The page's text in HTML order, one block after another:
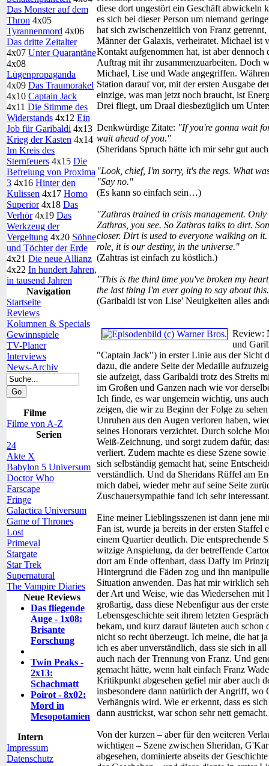
Das Monster auf dem
Thron 4x05
Tyrannenmord 4x06
Das dritte Zeitalter
4x07 Unter Quarantäne
4x08
Lügenpropaganda
4x09 Das Traumorakel
4x10 Captain Jack
4x11 Die Stimme des
Widerstands 4x12 Ein
Job für Garibaldi 4x13
Krieg der Kasten 4x14
Im Kreis des
Sternfeuers 4x15 Die
Befreiung von Proxima
3 4x16 Hinter den
Kulissen 4x17 Homo
Superior4x18 Das
Verhör4x19 Das
Werkzeug der
Vergeltung 4x20 Söhne
und Töchter der Erde
4x21 Die neue Allianz
4x22 In hundert Jahren,
in tausend Jahren
Navigation
Startseite
Reviews
Kolumnen & Specials
Gewinnspiele
TV-Planer
Interviews
News-Archiv
Filme
Filme von A-Z
Serien
24
Akte X
Babylon 5 Universum
Doctor Who
Farscape
Fringe
Galactica Universum
Game of Thrones
Lost
Primeval
Stargate
Star Trek
Supernatural
The Vampire Diaries
Neue Reviews
Das fliegende
Auge - 1x08:
Brisante
Forschung
Twin Peaks -
2x13:
Schachmatt
Poirot - 8x02:
Mord in
Mesopotamien
Intern
Impressum
Datenschutz
diese dort ungestört ein Geschäft abwickeln
es sich bei dieser Person um niemand
hat sich zwischenzeitlich von Franz
Männer der Galaxis, verheiratet. Michael ist
Kontakt aufgenommen hat, ist aber
Auftrag mit ihr zusammenzuarbeiten. Doch
Michael, Lise und Wade angegriffen.
Station darauf vor, mit der ersten Ausgabe
einzige, was man jetzt noch braucht, ist
Drei fliegt, um Draal diesbezüglich um
Denkwürdige Zitate: "If you're gonna wait
wait ahead of you."
(Sheridans Spruch hätte ich mir sehr gut
"Look, chief, I'm sorry, it's the regs. What
"Say no."
(Es kann so einfach sein…)
"Zathras trained in crisis management.
Zathras, you see. So Zathras talks to dirt.
closer. Dirt is used to everyone walking on
role, it is our destiny, in the universe."
(Zahtras ist einfach zu köstlich.)
"This is the third time you've broken my
the last thing I'm ever going to say about
(Garibaldi ist von Lise' Neuigkeiten alles
Review:
und
"Captain Jack") in erster Linie aus der Sicht
dazu, die andere Seite der Medaille
sie aufzeigt, dass Garibaldi trotz des Streits
im Großen und Ganzen nach wie vor
Ich finde, es war ungemein wichtig, uns
zeigen, die wir zu Beginn der Folge zu
Unruhen aus den Augen verloren haben,
seines Honorars verzichtet. Durch solche
Weiß-Zeichnung, und sorgt zudem dafür,
verliert. Zudem machte es diese Szene
sich selbständig gemacht hat, seine
verständlich. Und da Sheridans Rüffel am
mich dabei, wieder mehr auf seine Seite
Zuschauersympathie fand ich sehr
Eine meiner Lieblingsszenen ist dann jene
Fan ist, wurde ja bereits in der ersten Staffel
einem Quartier deutlich. Die entsprechende
witzige Anspielung, da der betreffende
dort am Ende offenbart, dass Daffy im
Hintergrund die Fäden zog und ihn
Situation anwenden. Das hat mir wirklich
der Art und Weise, wie das Wiedersehen
großartig, dass diese Nebenfigur aus der
Lebensgeschichte seit ihrem letzten
bekam, und kurz darauf läuteten auch
nicht so recht überzeugt. Ich meine, die hat
ich es aber unverständlich, dass sie sich in
auch nach der Trennung von Franz. Und
gemacht hätte, wenn halt einfach Franz
Kritikpunkt abgesehen gefiel mir aber auch
insbesondere dann natürlich der Angriff, wo
Verhängnis wird. Wie er erkennt, dass es
dann austrickst, war schon sehr nett gemacht.
Von der kurzen – aber für den weiteren
wichtigen – Szene zwischen Sheridan,
abgesehen, dominierte abseits der